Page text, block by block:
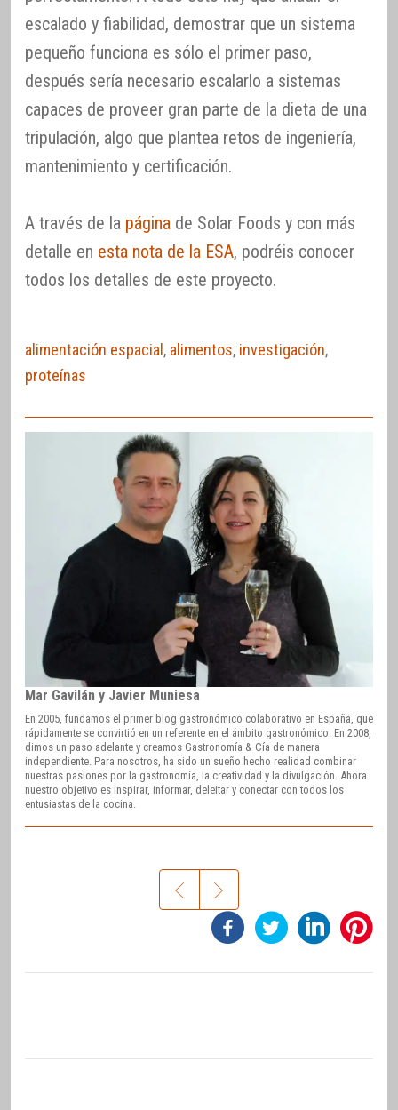
escalado y fiabilidad, demostrar que un sistema
pequeño funciona es sólo el primer paso,
después sería necesario escalarlo a sistemas
capaces de proveer gran parte de la dieta de una
tripulación, algo que plantea retos de ingeniería,
mantenimiento y certificación.
A través de la página de Solar Foods y con más
detalle en esta nota de la ESA, podréis conocer
todos los detalles de este proyecto.
alimentación espacial, alimentos, investigación,
proteínas
Mar Gavilán y Javier Muniesa
En 2005, fundamos el primer blog gastronómico colaborativo en España, que
rápidamente se convirtió en un referente en el ámbito gastronómico. En 2008,
dimos un paso adelante y creamos Gastronomía & Cía de manera
independiente. Para nosotros, ha sido un sueño hecho realidad combinar
nuestras pasiones por la gastronomía, la creatividad y la divulgación. Ahora
nuestro objetivo es inspirar, informar, deleitar y conectar con todos los
entusiastas de la cocina.